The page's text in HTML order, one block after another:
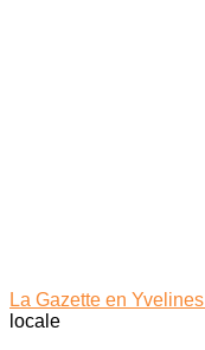
La Gazette en Yvelines
locale